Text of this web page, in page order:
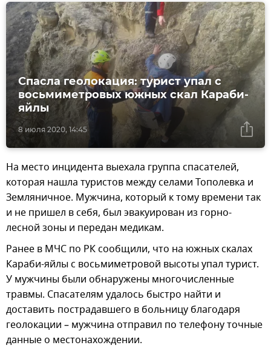
8 июля 2020, 14:45
Спасла геолокация: турист упал с
восьмиметровых южных скал Караби-
яйлы
На место инцидента выехала группа спасателей,
которая нашла туристов между селами Тополевка и
Земляничное. Мужчина, который к тому времени так
и не пришел в себя, был эвакуирован из горно-
лесной зоны и передан медикам.
Ранее в МЧС по РК сообщили, что на южных скалах
Караби-яйлы с восьмиметровой высоты упал турист.
У мужчины были обнаружены многочисленные
травмы. Спасателям удалось быстро найти и
доставить пострадавшего в больницу благодаря
геолокации – мужчина отправил по телефону точные
данные о местонахождении.